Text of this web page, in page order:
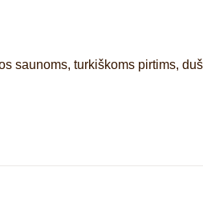
saunoms, turkiškoms pirtims,